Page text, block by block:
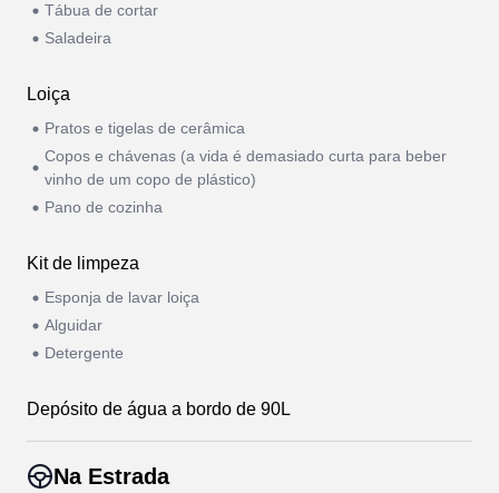
Tábua de cortar
Saladeira
Loiça
Pratos e tigelas de cerâmica
Copos e chávenas (a vida é demasiado curta para beber
vinho de um copo de plástico)
Pano de cozinha
Kit de limpeza
Esponja de lavar loiça
Alguidar
Detergente
Depósito de água a bordo de 90L
Na Estrada